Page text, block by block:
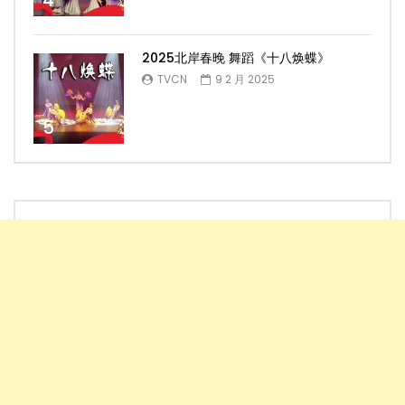
5
2025北岸春晚 舞蹈《十八焕蝶》
TVCN 9 2 月 2025